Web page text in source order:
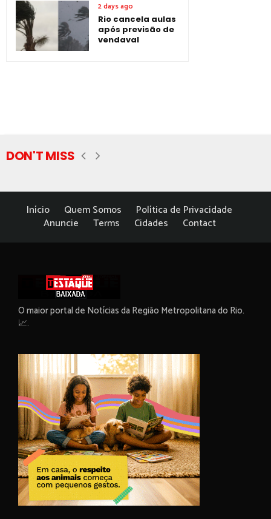
2 days ago
Rio cancela aulas
após previsão de
vendaval
DON'T MISS
Início Quem Somos
Política de Privacidade
Anuncie
Terms Cidades Contact
O maior portal de Notícias da Região Metropolitana do Rio.
📈.